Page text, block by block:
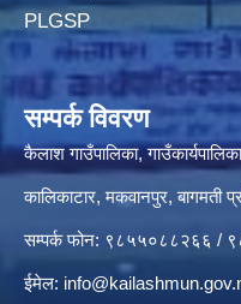
PLGSP
सम्पर्क विवरण
कैलाश गाउँपालिका,
कालिकाटार, मकवानपुर, बागमती
सम्पर्क फोन: ९८५५०८८२६६ /
ईमेल: